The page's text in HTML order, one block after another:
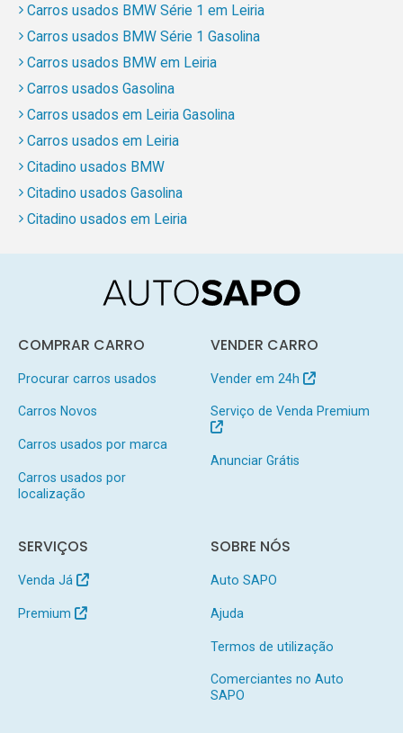
Carros usados BMW Série 1 em Leiria
Carros usados BMW Série 1 Gasolina
Carros usados BMW em Leiria
Carros usados Gasolina
Carros usados em Leiria Gasolina
Carros usados em Leiria
Citadino usados BMW
Citadino usados Gasolina
Citadino usados em Leiria
COMPRAR CARRO
Procurar carros usados
Carros Novos
Carros usados por marca
Carros usados por
localização
VENDER CARRO
Vender em 24h
Serviço de Venda Premium
Anunciar Grátis
SERVIÇOS
Venda Já
Premium
SOBRE NÓS
Auto SAPO
Ajuda
Termos de utilização
Comerciantes no Auto
SAPO